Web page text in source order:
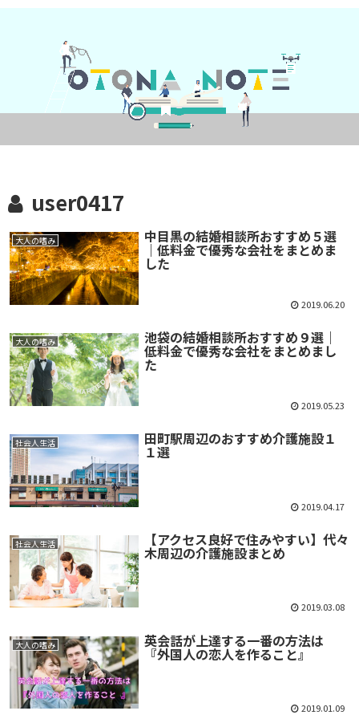
user0417
大人の嗜み 中目黒の結婚相談所おすすめ５選
｜低料金で優秀な会社をまとめま
した
2019.06.20
大人の嗜み 池袋の結婚相談所おすすめ９選｜
低料金で優秀な会社をまとめまし
た
2019.05.23
社会人生活 田町駅周辺のおすすめ介護施設１
１選
2019.04.17
社会人生活 【アクセス良好で住みやすい】代々
木周辺の介護施設まとめ
2019.03.08
大人の嗜み 英会話が上達する一番の方法は
『外国人の恋人を作ること』
2019.01.09